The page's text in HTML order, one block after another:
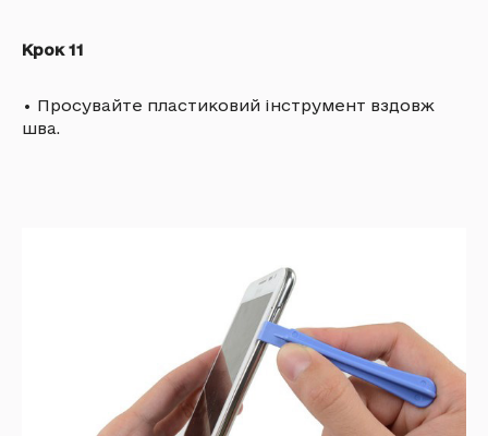
Крок 11
• Просувайте пластиковий інструмент вздовж
шва.